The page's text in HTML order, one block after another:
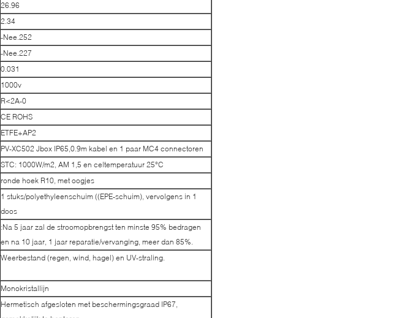
26.96
2.34
-Nee.252
-Nee.227
0.031
1000v
R<2A-0
CE ROHS
ETFE+AP2
PV-XC502 Jbox IP65,0.9m kabel en 1 paar MC4 connectoren
STC: 1000W/m2, AM 1,5 en celtemperatuur 25°C
ronde hoek R10, met oogjes
1 stuks/polyethyleenschuim ((EPE-schuim), vervolgens in 1
doos
:Na 5 jaar zal de stroomopbrengst ten minste 95% bedragen
en na 10 jaar, 1 jaar reparatie/vervanging, meer dan 85%.
Weerbestand (regen, wind, hagel) en UV-straling.
Monokristallijn
Hermetisch afgesloten met beschermingsgraad IP67,